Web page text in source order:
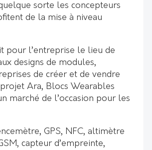
sorte les concepteurs
de la mise à niveau
pour l’entreprise le lieu de
designs de modules,
de créer et de vendre
Ara, Blocs Wearables
marché de l’occasion pour les
GPS, NFC, altimètre
capteur d’empreinte,